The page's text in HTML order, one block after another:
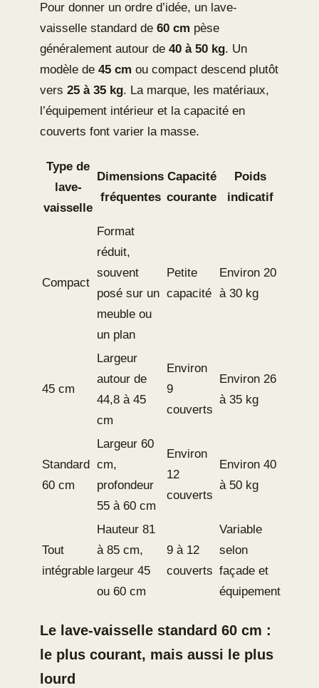
Pour donner un ordre d’idée, un lave-
vaisselle standard de 60 cm pèse
généralement autour de 40 à 50 kg. Un
modèle de 45 cm ou compact descend plutôt
vers 25 à 35 kg. La marque, les matériaux,
l’équipement intérieur et la capacité en
couverts font varier la masse.
Type de
lave-
vaisselle
Dimensions
fréquentes
Capacité
courante
Poids
indicatif
Compact
Format
réduit,
souvent
posé sur un
meuble ou
un plan
Petite
capacité
Environ 20
à 30 kg
45 cm
Largeur
autour de
44,8 à 45
cm
Environ
9
couverts
Environ 26
à 35 kg
Standard
60 cm
Largeur 60
cm,
profondeur
55 à 60 cm
Environ
12
couverts
Environ 40
à 50 kg
Tout
intégrable
Hauteur 81
à 85 cm,
largeur 45
ou 60 cm
9 à 12
couverts
Variable
selon
façade et
équipement
Le lave-vaisselle standard 60 cm :
le plus courant, mais aussi le plus
lourd